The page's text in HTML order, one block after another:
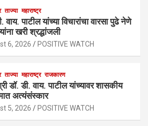
ताज्या महाराष्ट्र
वाय. पाटील यांच्या विचारांचा वारसा पुढे नेणे
खरी श्रद्धांजली
6, 2026 POSITIVE WATCH
ताज्या महाराष्ट्र राजकारण
डॉ. डी. वाय. पाटील यांच्यावर शासकीय
अत्यंसंस्कार
5, 2026 POSITIVE WATCH